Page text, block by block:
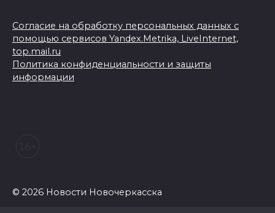
Согласие на обработку персональных данных с
помощью сервисов Yandex.Metrika, LiveInternet,
top.mail.ru
Политика конфиденциальности и защиты
информации
© 2026 Новости Новочеркасска